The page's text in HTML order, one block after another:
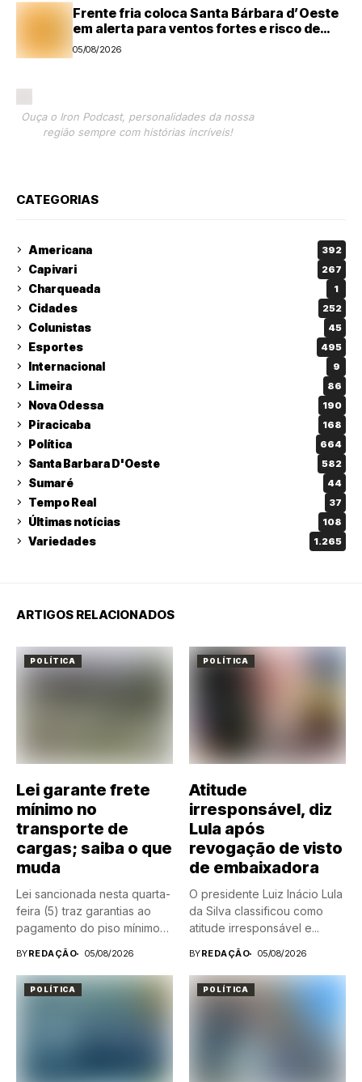
Frente fria coloca Santa Bárbara d’Oeste
em alerta para ventos fortes e risco de
tempestades
05/08/2026
Ouça o Iron Podcast, personalidades da nossa
região sempre com histórias incríveis!
CATEGORIAS
Americana 392
Capivari 267
Charqueada 1
Cidades 252
Colunistas 45
Esportes 495
Internacional 9
Limeira 86
Nova Odessa 190
Piracicaba 168
Política 664
Santa Barbara D'Oeste 582
Sumaré 44
Tempo Real 37
Últimas notícias 108
Variedades 1.265
ARTIGOS RELACIONADOS
POLÍTICA
Lei garante frete
mínimo no
transporte de
cargas; saiba o que
muda
Lei sancionada nesta quarta-
feira (5) traz garantias ao
pagamento do piso mínimo
BYREDAÇÃO 05/08/2026
POLÍTICA
Atitude
irresponsável, diz
Lula após
revogação de visto
de embaixadora
O presidente Luiz Inácio Lula
da Silva classificou como
atitude irresponsável e...
BYREDAÇÃO 05/08/2026
POLÍTICA POLÍTICA